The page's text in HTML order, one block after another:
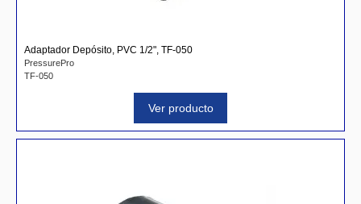
Adaptador Depósito, PVC 1/2", TF-050
PressurePro
TF-050
Ver producto